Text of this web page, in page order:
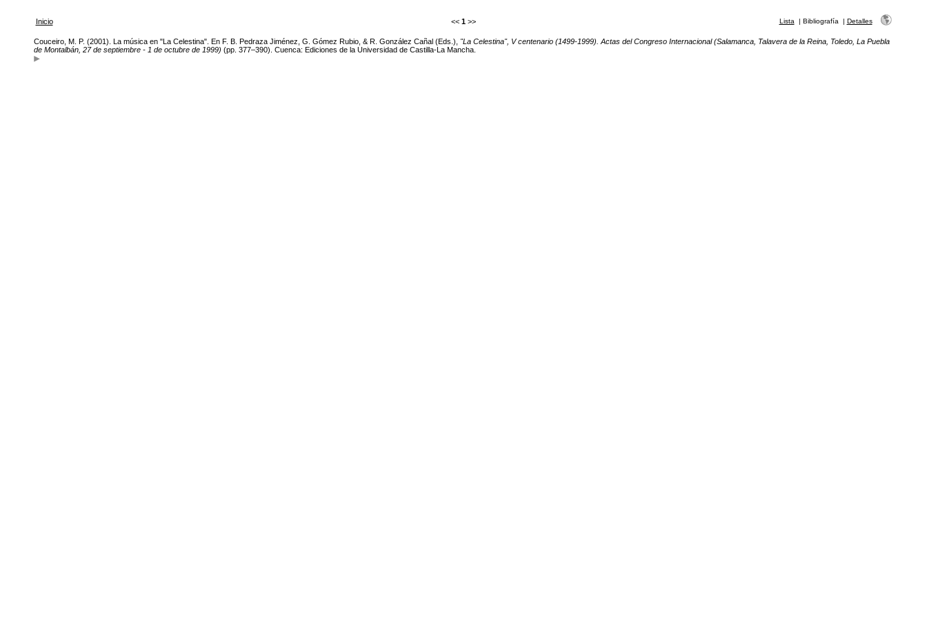
Inicio << 1 >> Lista | Bibliografía | Detalles
Couceiro, M. P. (2001). La música en "La Celestina". En F. B. Pedraza Jiménez, G. Gómez Rubio, & R. González Cañal (Eds.),
"La Celestina", V centenario (1499-1999). Actas del Congreso Internacional (Salamanca, Talavera de la Reina, Toledo, La Puebla
de Montalbán, 27 de septiembre - 1 de octubre de 1999) (pp. 377–390). Cuenca: Ediciones de la Universidad de Castilla-La Mancha.